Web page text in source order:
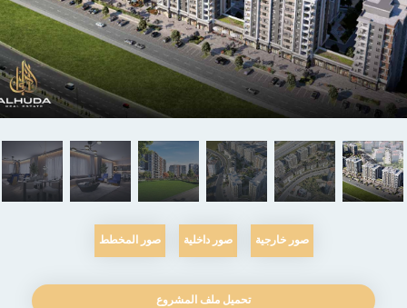
صور خارجية صور داخلية صور المخطط
تحميل ملف المشروع